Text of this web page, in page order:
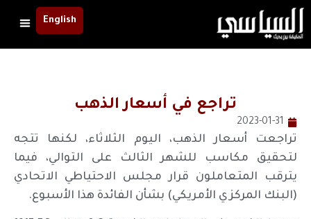
English
تراجع في أسعار الذهب
2023-01-31
تراجعت أسعار الذهب، اليوم الثلاثاء، لكنها تتجه
لتحقيق مكاسب للشهر الثالث على التوالي، فيما
يترقب المتعاملون قرار مجلس الاحتياطي الاتحادي
(البنك المركزي الأمريكي) بشأن الفائدة هذا الأسبوع.